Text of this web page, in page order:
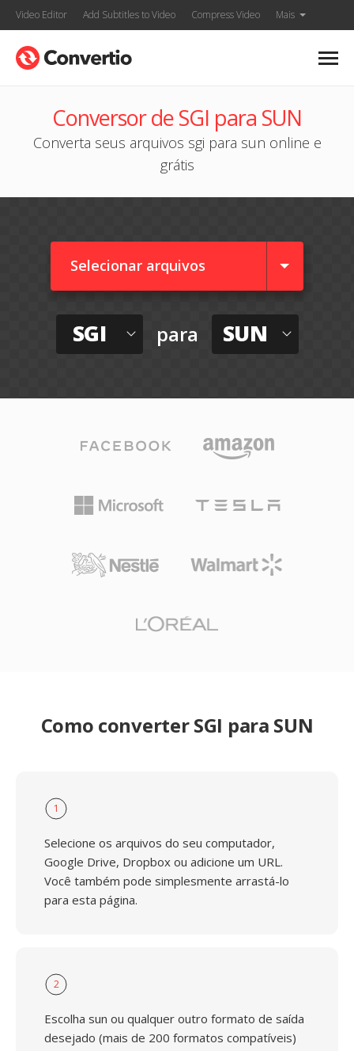
Video Editor Add Subtitles to Video Compress Video Mais
Conversor de SGI para SUN
Converta seus arquivos sgi para sun online e
grátis
Selecionar arquivos
SGI para SUN
Como converter SGI para SUN
1
Selecione os arquivos do seu computador,
Google Drive, Dropbox ou adicione um URL.
Você também pode simplesmente arrastá-lo
para esta página.
2
Escolha sun ou qualquer outro formato de saída
desejado (mais de 200 formatos compatíveis)